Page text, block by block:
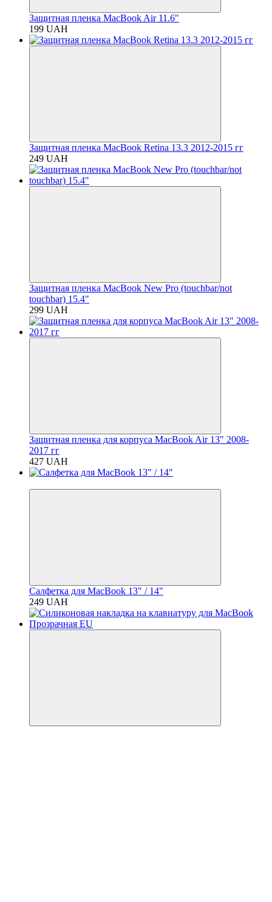
Защитная пленка MacBook Air 11.6"
199 UAH
Защитная пленка MacBook Retina 13.3 2012-2015 гг
249 UAH
Защитная пленка MacBook New Pro (touchbar/not
touchbar) 15.4"
299 UAH
Защитная пленка для корпуса MacBook Air 13" 2008-
2017 гг
427 UAH
Салфетка для MacBook 13" / 14"
249 UAH